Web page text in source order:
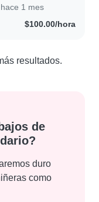
1 mes
$100.00/hora
resultados.
de
duro
como